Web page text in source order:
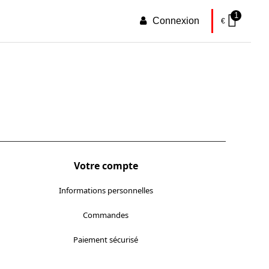
Connexion €
1
Votre compte
Informations personnelles
Commandes
Paiement sécurisé